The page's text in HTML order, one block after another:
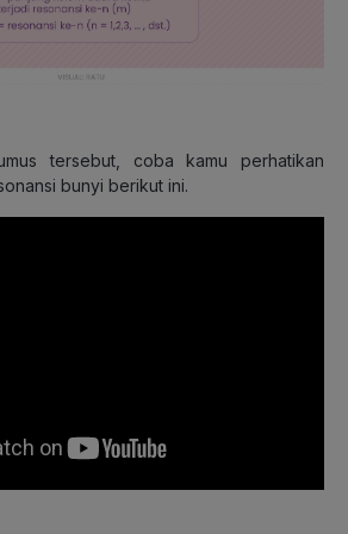
tersebut, coba kamu perhatikan
bunyi berikut ini.